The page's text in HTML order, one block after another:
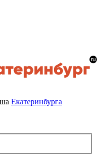
Екатеринбурга